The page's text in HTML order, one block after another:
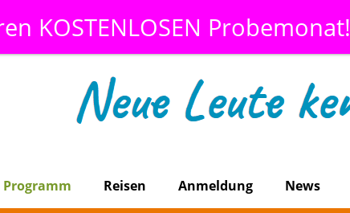
KOSTENLOSEN Probemonat!
Programm Reisen Anmeldung News